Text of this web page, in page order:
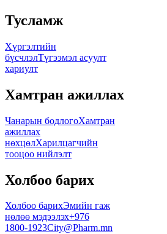
Тусламж
Хүргэлтийн
бүсчлэлТүгээмэл асуулт
хариулт
Хамтран ажиллах
Чанарын бодлогоХамтран
ажиллах
нөхцөлХарилцагчийн
тооцоо нийлэлт
Холбоо барих
Холбоо барихЭмийн гаж
нөлөө мэдээлэх+976
1800-1923City@Pharm.mn